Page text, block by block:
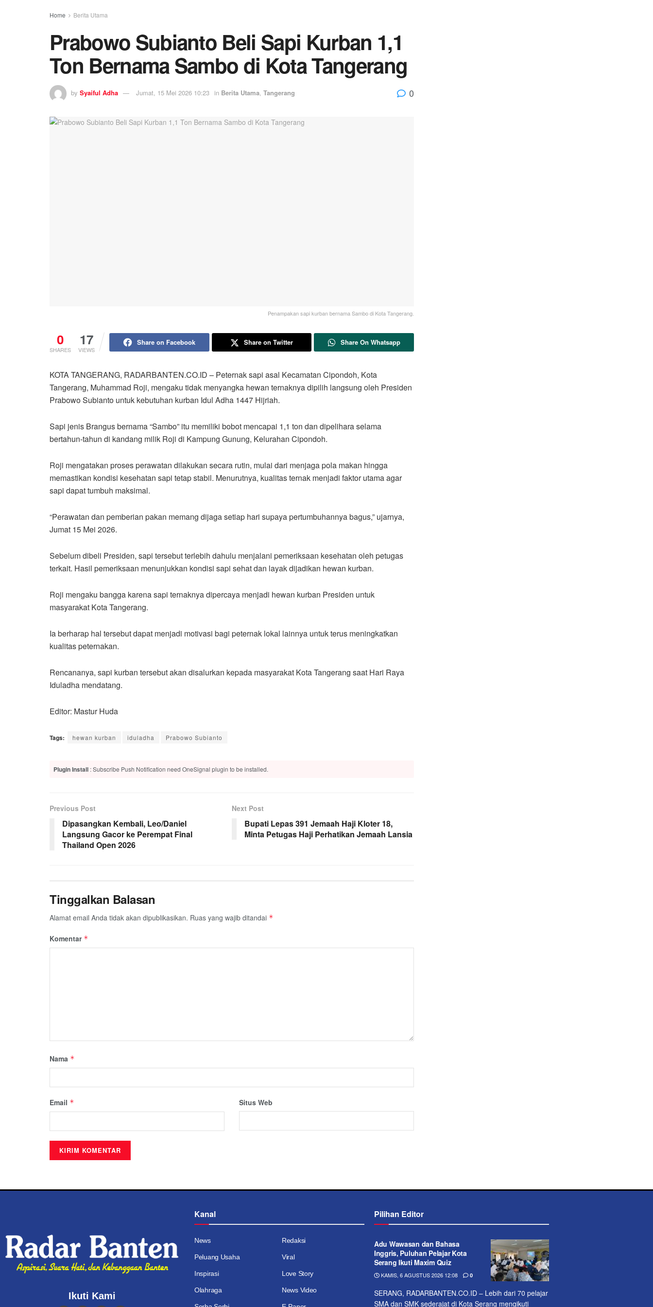
Home Berita Utama
Prabowo Subianto Beli Sapi Kurban 1,1
Ton Bernama Sambo di Kota Tangerang
by Syaiful Adha Jumat, 15 Mei 2026 10:23 in Berita Utama, Tangerang 0
Penampakan sapi kurban bernama Sambo di Kota Tangerang.
0
SHARES
17
VIEWS
Share on Facebook Share on Twitter Share On Whatsapp
KOTA TANGERANG, RADARBANTEN.CO.ID – Peternak sapi asal Kecamatan Cipondoh, Kota
Tangerang, Muhammad Roji, mengaku tidak menyangka hewan ternaknya dipilih langsung oleh Presiden
Prabowo Subianto untuk kebutuhan kurban Idul Adha 1447 Hijriah.
Sapi jenis Brangus bernama “Sambo” itu memiliki bobot mencapai 1,1 ton dan dipelihara selama
bertahun-tahun di kandang milik Roji di Kampung Gunung, Kelurahan Cipondoh.
Roji mengatakan proses perawatan dilakukan secara rutin, mulai dari menjaga pola makan hingga
memastikan kondisi kesehatan sapi tetap stabil. Menurutnya, kualitas ternak menjadi faktor utama agar
sapi dapat tumbuh maksimal.
“Perawatan dan pemberian pakan memang dijaga setiap hari supaya pertumbuhannya bagus,” ujarnya,
Jumat 15 Mei 2026.
Sebelum dibeli Presiden, sapi tersebut terlebih dahulu menjalani pemeriksaan kesehatan oleh petugas
terkait. Hasil pemeriksaan menunjukkan kondisi sapi sehat dan layak dijadikan hewan kurban.
Roji mengaku bangga karena sapi ternaknya dipercaya menjadi hewan kurban Presiden untuk
masyarakat Kota Tangerang.
Ia berharap hal tersebut dapat menjadi motivasi bagi peternak lokal lainnya untuk terus meningkatkan
kualitas peternakan.
Rencananya, sapi kurban tersebut akan disalurkan kepada masyarakat Kota Tangerang saat Hari Raya
Iduladha mendatang.
Editor: Mastur Huda
Tags: hewan kurban iduladha Prabowo Subianto
Plugin Install : Subscribe Push Notification need OneSignal plugin to be installed.
Previous Post
Dipasangkan Kembali, Leo/Daniel
Langsung Gacor ke Perempat Final
Thailand Open 2026
Next Post
Bupati Lepas 391 Jemaah Haji Kloter 18,
Minta Petugas Haji Perhatikan Jemaah Lansia
Tinggalkan Balasan
Alamat email Anda tidak akan dipublikasikan. Ruas yang wajib ditandai *
Komentar *
Nama *
Email * Situs Web
Ikuti Kami
Kanal
News Redaksi
Peluang Usaha Viral
Inspirasi Love Story
Olahraga News Video
Pilihan Editor
Adu Wawasan dan Bahasa
Inggris, Puluhan Pelajar Kota
Serang Ikuti Maxim Quiz
KAMIS, 6 AGUSTUS 2026 12:08 0
SERANG, RADARBANTEN.CO.ID – Lebih dari 70 pelajar
SMA dan SMK sederajat di Kota Serang mengikuti